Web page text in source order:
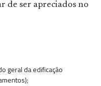
de ser apreciados no
geral da edificação